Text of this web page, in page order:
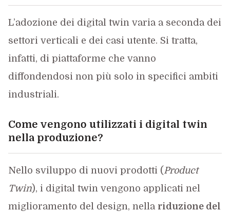
L’adozione dei digital twin varia a seconda dei
settori verticali e dei casi utente. Si tratta,
infatti, di piattaforme che vanno
diffondendosi non più solo in specifici ambiti
industriali.
Come vengono utilizzati i digital twin
nella produzione?
Nello sviluppo di nuovi prodotti ( Product
Twin), i digital twin vengono applicati nel
miglioramento del design, nella riduzione del